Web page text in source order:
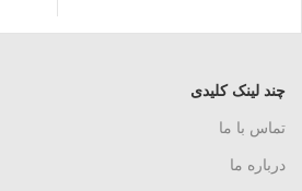
چند لینک کلیدی
تماس با ما
درباره ما